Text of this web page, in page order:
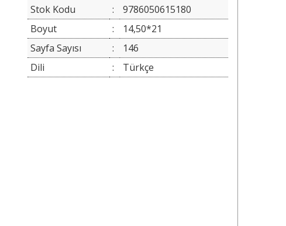
Stok Kodu :
9786050615180
Boyut
:
14,50*21
Sayfa Sayısı
:
146
Dili
: Türkçe